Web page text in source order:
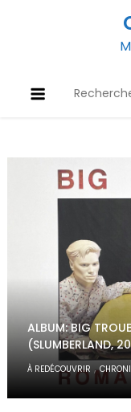
ALBUM: BIG
(SLUMBERLAND,
À REDÉCOUVRIR ,